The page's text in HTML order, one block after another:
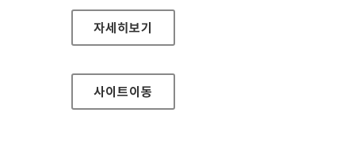
EBS 장애인서비스 대표 홈페이지
자세히보기
사이트이동